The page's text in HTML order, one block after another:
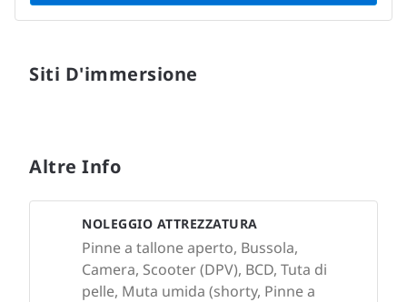
Siti D'immersione
Altre Info
NOLEGGIO ATTREZZATURA
Pinne a tallone aperto, Bussola,
Camera, Scooter (DPV), BCD, Tuta di
pelle, Muta umida (shorty, Pinne a